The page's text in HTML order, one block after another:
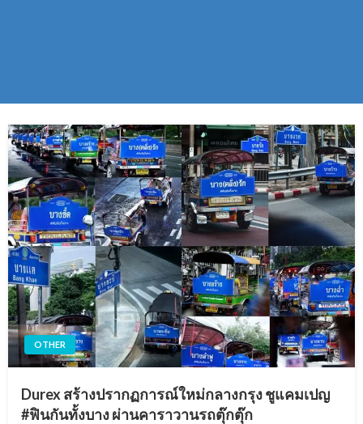
OTHER
Durex สร้างปรากฏการณ์ใหม่กลางกรุง ชูแคมเปญ
#ฟินกันทั้งบาง ผ่านคาราวานรถตุ๊กตุ๊ก